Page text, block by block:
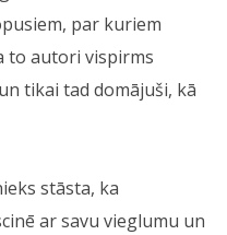
par kuriem
to autori vispirms
tikai tad domājuši, kā
stāsta, ka
ar savu vieglumu un